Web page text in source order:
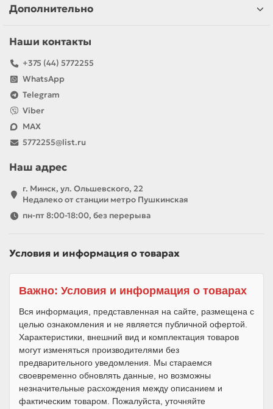
Дополнительно
Наши контакты
+375 (44) 5772255
WhatsApp
Telegram
Viber
MAX
5772255@list.ru
Наш адрес
г. Минск, ул. Ольшевского, 22
Недалеко от станции метро Пушкинская
пн-пт 8:00-18:00, без перерыва
Условия и информация о товарах
Важно: Условия и информация о товарах
Вся информация, представленная на сайте, размещена с
целью ознакомления и не является публичной офертой.
Характеристики, внешний вид и комплектация товаров
могут изменяться производителями без
предварительного уведомления. Мы стараемся
своевременно обновлять данные, но возможны
незначительные расхождения между описанием и
фактическим товаром. Пожалуйста, уточняйте